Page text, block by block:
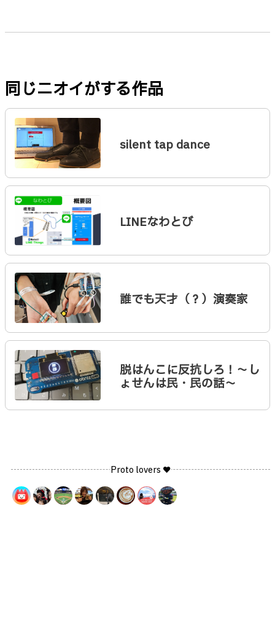
同じニオイがする作品
silent tap dance
LINEなわとび
誰でも天才（？）演奏家
脱はんこに反抗しろ！～し
ょせんは民・民の話～
Proto lovers ♥